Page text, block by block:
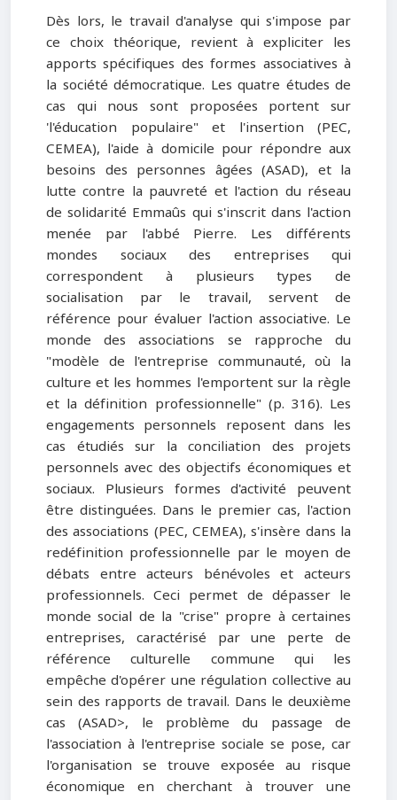
Dès lors, le travail d'analyse qui s'impose par
ce choix théorique, revient à expliciter les
apports spécifiques des formes associatives à
la société démocratique. Les quatre études de
cas qui nous sont proposées portent sur
'l'éducation populaire" et l'insertion (PEC,
CEMEA), l'aide à domicile pour répondre aux
besoins des personnes âgées (ASAD), et la
lutte contre la pauvreté et l'action du réseau
de solidarité Emmaûs qui s'inscrit dans l'action
menée par l'abbé Pierre. Les différents
mondes sociaux des entreprises qui
correspondent à plusieurs types de
socialisation par le travail, servent de
référence pour évaluer l'action associative. Le
monde des associations se rapproche du
"modèle de l'entreprise communauté, où la
culture et les hommes l'emportent sur la règle
et la définition professionnelle" (p. 316). Les
engagements personnels reposent dans les
cas étudiés sur la conciliation des projets
personnels avec des objectifs économiques et
sociaux. Plusieurs formes d'activité peuvent
être distinguées. Dans le premier cas, l'action
des associations (PEC, CEMEA), s'insère dans la
redéfinition professionnelle par le moyen de
débats entre acteurs bénévoles et acteurs
professionnels. Ceci permet de dépasser le
monde social de la "crise" propre à certaines
entreprises, caractérisé par une perte de
référence culturelle commune qui les
empêche d'opérer une régulation collective au
sein des rapports de travail. Dans le deuxième
cas (ASAD>, le problème du passage de
l'association à l'entreprise sociale se pose, car
l'organisation se trouve exposée au risque
économique en cherchant à trouver une